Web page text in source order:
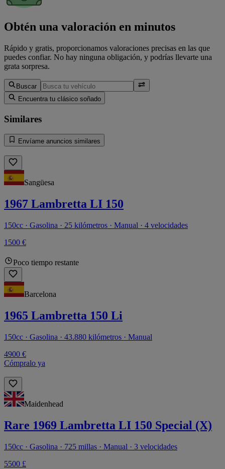
Obtén una valoración en minutos
Rápido y gratis, proporcionamos valoraciones precisas en las que
puedes confiar. No hay ninguna obligación, y podrías llevarte una
grata sorpresa.
Buscar
Encuentra tu clásico soñado
Similares
Envíame anuncios similares
Sangüesa
1967 Lambretta LI 150
150cc · Gasolina · 25 kilómetros · Manual · 4 velocidades
1500 €
Poco tiempo restante
Barcelona
1965 Lambretta 150 Li
150cc · Gasolina · 43.880 kilómetros · Manual
4900 €
Cómpralo ya
Maidenhead
Rare 1969 Lambretta LI 150 Special (X)
150cc · Gasolina · 725 millas · Manual · 3 velocidades
5500 £